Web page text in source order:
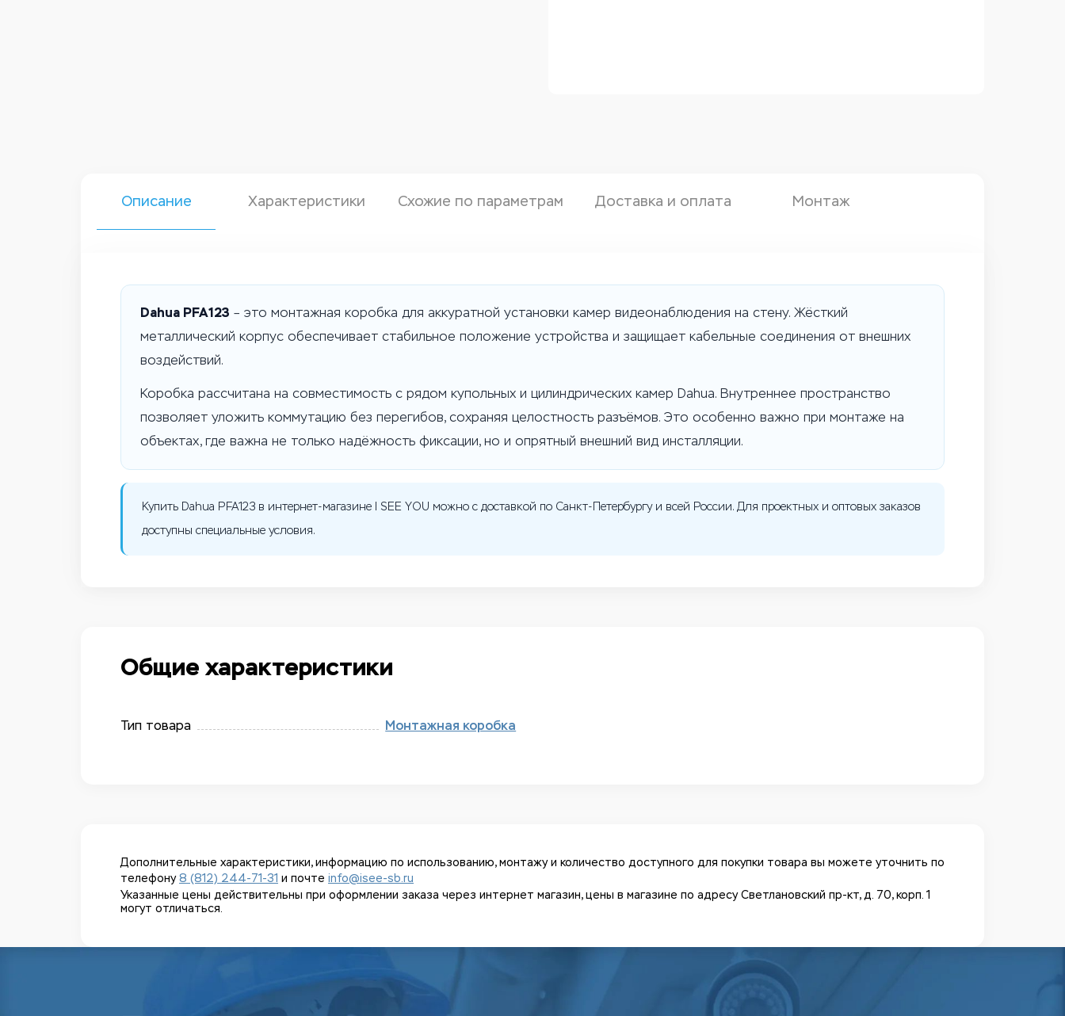
Описание Характеристики Схожие по параметрам Доставка и оплата Монтаж
Dahua PFA123 – это монтажная коробка для аккуратной установки камер видеонаблюдения на стену. Жёсткий
металлический корпус обеспечивает стабильное положение устройства и защищает кабельные соединения от внешних
воздействий.
Коробка рассчитана на совместимость с рядом купольных и цилиндрических камер Dahua. Внутреннее пространство
позволяет уложить коммутацию без перегибов, сохраняя целостность разъёмов. Это особенно важно при монтаже на
объектах, где важна не только надёжность фиксации, но и опрятный внешний вид инсталляции.
Купить Dahua PFA123 в интернет-магазине I SEE YOU можно с доставкой по Санкт-Петербургу и всей России. Для проектных и оптовых заказов
доступны специальные условия.
Общие характеристики
Тип товара Монтажная коробка
Дополнительные характеристики, информацию по использованию, монтажу и количество доступного для покупки товара вы можете уточнить по
телефону8 (812) 244-71-31 и почте info@isee-sb.ru
Указанные цены действительны при оформлении заказа через интернет магазин, цены в магазине по адресу Светлановский пр-кт, д. 70, корп. 1
могут отличаться.